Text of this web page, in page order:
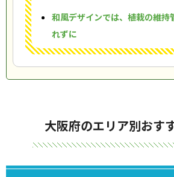
和風デザインでは、植栽の維持
れずに
大阪府のエリア別おす